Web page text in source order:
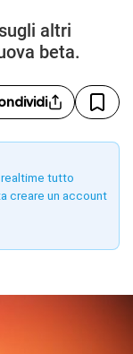
altri
beta.
tutto
creare un account